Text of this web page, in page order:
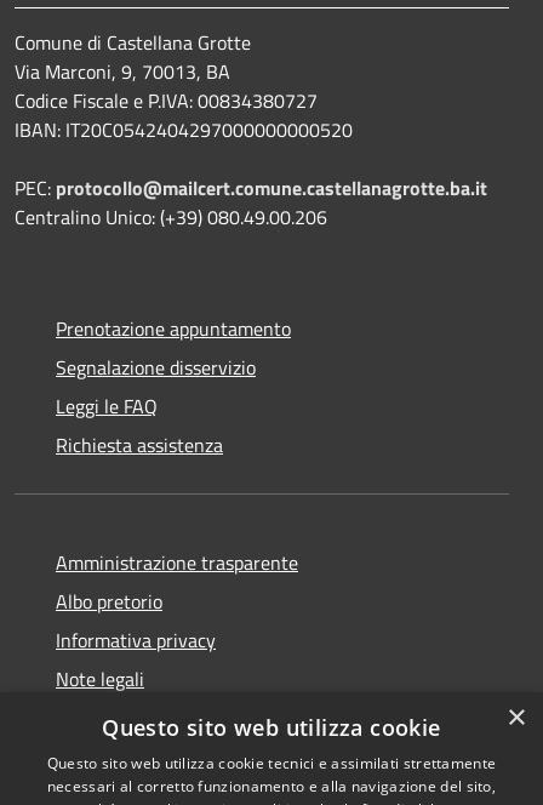
Comune di Castellana Grotte
Via Marconi, 9, 70013, BA
Codice Fiscale e P.IVA: 00834380727
IBAN: IT20C0542404297000000000520
PEC: protocollo@mailcert.comune.castellanagrotte.ba.it
Centralino Unico: (+39) 080.49.00.206
Prenotazione appuntamento
Segnalazione disservizio
Leggi le FAQ
Richiesta assistenza
Amministrazione trasparente
Albo pretorio
Informativa privacy
Note legali
Dichiarazione di accessibilità
×
Questo sito web utilizza cookie
Questo sito web utilizza cookie tecnici e assimilati strettamente
necessari al corretto funzionamento e alla navigazione del sito,